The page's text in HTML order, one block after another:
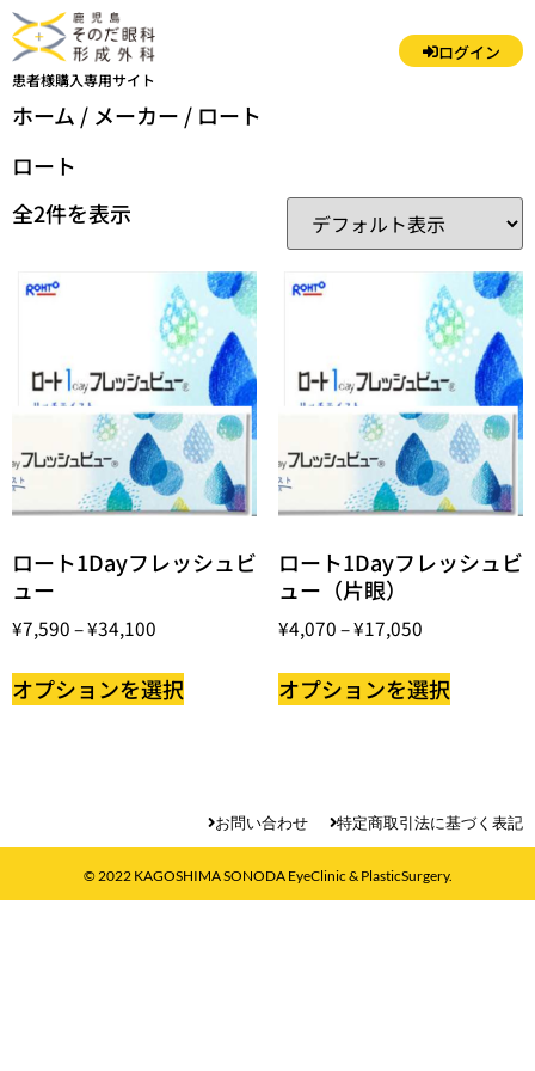
患者様購入専用サイト
ログイン
ホーム / メーカー / ロート
ロート
全2件を表示
ロート1Dayフレッシュビ
ュー
¥7,590–¥34,100
オプションを選択
ロート1Dayフレッシュビ
ュー（片眼）
¥4,070–¥17,050
オプションを選択
お問い合わせ 特定商取引法に基づく表記
© 2022 KAGOSHIMA SONODA EyeClinic & PlasticSurgery.